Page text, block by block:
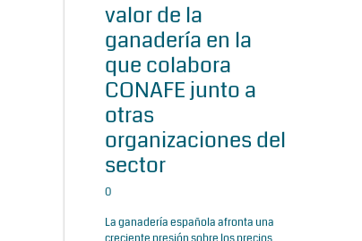
valor de la
ganadería en la
que colabora
CONAFE junto a
otras
organizaciones del
sector
0
La ganadería española afronta una